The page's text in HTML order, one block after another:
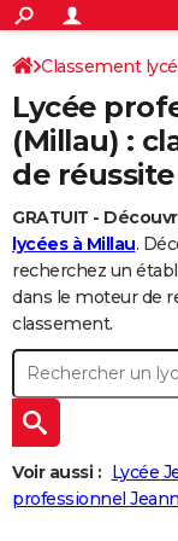
ACTUALITÉS
Politique
Société
Faits Divers
Education
Monde
Villes
+
SPORT
Coupe du monde
Football
Tennis
Cyclisme
Rugby
Forum
CULTURE
Programme TV
TNT
Streaming
Cinéma
Sorties cinéma
Musique
+
FINANCE
Retraite
Impôts
Epargne
Immobilier
Risques naturels par
Banque
Assurance
Crédit
AUTO
Essais
Réserver un essai
Citadines
Berlines
SUV
Forum auto
+
HIGH-TECH
Mobiles
Meilleur smartphone
Internet
Ordinateurs
Jeux vidéo
Guide high-tech
+
BRICOLAGE
Forum
Aménagement
Extérieur
Cuisine
Salle de bains
Jardinage
Rangement
WEEK-END
Guides de France
Escapades
Patrimoine
Expositions
Musées
Week-end nature
+LIFESTYLE
Art de vivre
Bien-être
Loisirs
Mode
Modes de vie
+SANTE
Classement
Lycée
(Millau) :
de
GRATUIT -
lycées à Millau.
recherchez un
dans le moteur de
classement.
Voir aussi : Lycée
professionnel